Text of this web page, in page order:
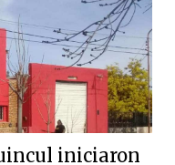
iniciaron